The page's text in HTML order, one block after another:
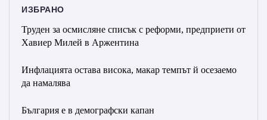
ИЗБРАНО
Труден за осмисляне списък с реформи, предприети от
Хавиер Милей в Аржентина
Инфлацията остава висока, макар темпът й осезаемо
да намалява
България е в демографски капан